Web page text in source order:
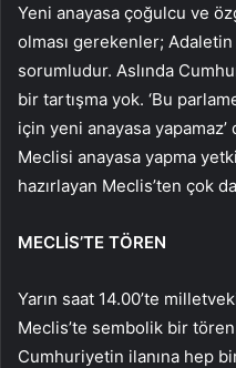
Yeni anayasa çoğulcu ve
olması gerekenler;
sorumludur. Aslında
bir tartışma yok. ‘Bu
için yeni anayasa
Meclisi anayasa yapma
hazırlayan Meclis’ten çok
MECLİS’TE TÖREN
Yarın saat 14.00’te
Meclis’te sembolik bir
Cumhuriyetin ilanına hep